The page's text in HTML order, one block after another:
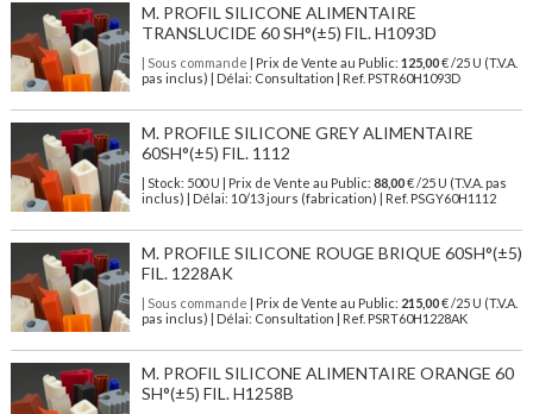
M. PROFIL SILICONE ALIMENTAIRE
TRANSLUCIDE 60 SH°(±5) FIL. H1093D
| Sous commande | Prix de Vente au Public: 125,00€ /25 U (T.V.A.
pas inclus) | Délai: Consultation | Ref. PSTR60H1093D
M. PROFILE SILICONE GREY ALIMENTAIRE
60SH°(±5) FIL. 1112
| Stock: 500 U | Prix de Vente au Public: 88,00€/25 U (T.V.A. pas
inclus)
| Délai: 10/13 jours (fabrication) | Ref. PSGY60H1112
M. PROFILE SILICONE ROUGE BRIQUE 60SH°(±5)
FIL. 1228AK
| Sous commande | Prix de Vente au Public: 215,00€ /25 U (T.V.A.
pas inclus) | Délai: Consultation | Ref. PSRT60H1228AK
M. PROFIL SILICONE ALIMENTAIRE ORANGE 60
SH°(±5) FIL. H1258B